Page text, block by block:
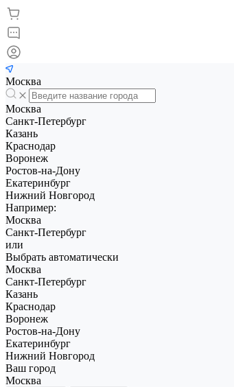
Москва
Москва
Санкт-Петербург
Казань
Краснодар
Воронеж
Ростов-на-Дону
Екатеринбург
Нижний Новгород
Например:
Москва
Санкт-Петербург
или
Выбрать автоматически
Москва
Санкт-Петербург
Казань
Краснодар
Воронеж
Ростов-на-Дону
Екатеринбург
Нижний Новгород
Ваш город
Москва